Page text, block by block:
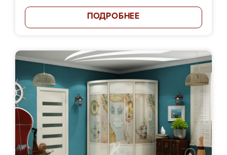
ПОДРОБНЕЕ